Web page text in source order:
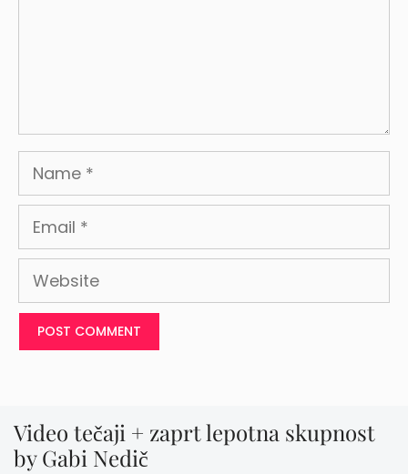
Name
Email
Website
Video tečaji + zaprt lepotna skupnost
by Gabi Nedič